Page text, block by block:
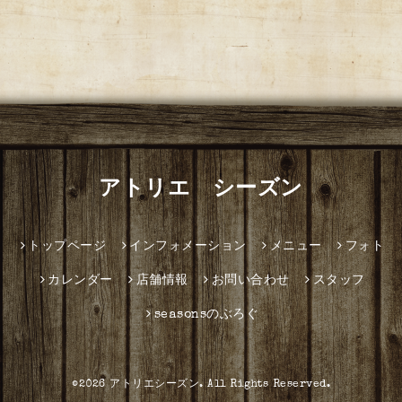
アトリエ シーズン
トップページ インフォメーション メニュー フォト
カレンダー 店舗情報 お問い合わせ スタッフ
seasonsのぶろぐ
©2026アトリエシーズン. All Rights Reserved.